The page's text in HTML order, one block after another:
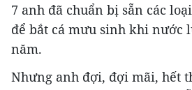
7 anh đã chuẩn bị sẵn các
để bắt cá mưu sinh khi nước
năm.
Nhưng anh đợi, đợi mãi, hết